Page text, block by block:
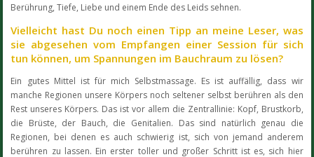
Berührung, Tiefe, Liebe und einem Ende des Leids sehnen.
Vielleicht hast Du noch einen Tipp an meine Leser, was
sie abgesehen vom Empfangen einer Session für sich
tun können, um Spannungen im Bauchraum zu lösen?
Ein gutes Mittel ist für mich Selbstmassage. Es ist auffällig, dass wir
manche Regionen unsere Körpers noch seltener selbst berühren als den
Rest unseres Körpers. Das ist vor allem die Zentrallinie: Kopf, Brustkorb,
die Brüste, der Bauch, die Genitalien. Das sind natürlich genau die
Regionen, bei denen es auch schwierig ist, sich von jemand anderem
berühren zu lassen. Ein erster toller und großer Schritt ist es, sich hier